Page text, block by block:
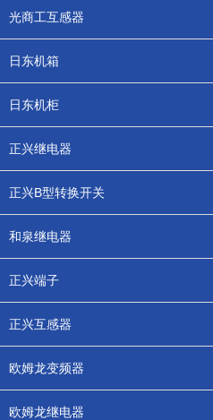
光商工互感器
日东机箱
日东机柜
正兴继电器
正兴B型转换开关
和泉继电器
正兴端子
正兴互感器
欧姆龙变频器
欧姆龙继电器